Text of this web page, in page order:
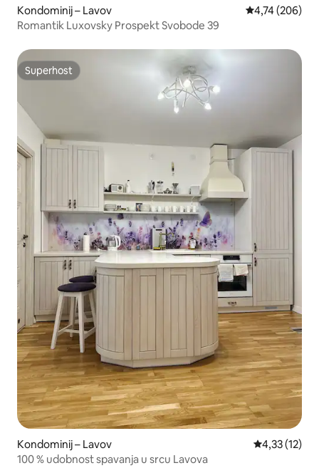
Kondominij – Lavov Prosječna
4,74 (206)
Romantik Luxovsky Prospekt Svobode 39
Superhost
Superhost
Kondominij – Lavov Prosječna
4,33 (12)
100 % udobnost spavanja u srcu Lavova